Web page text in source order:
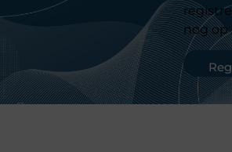
nog op